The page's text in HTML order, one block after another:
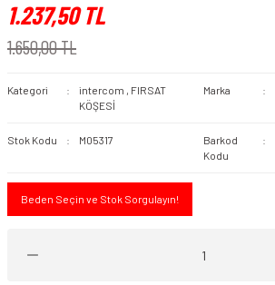
1.237,50 TL
1.650,00 TL
Kategori intercom , FIRSAT
KÖŞESİ
Marka
Stok Kodu M05317
Barkod
Kodu
Beden Seçin ve Stok Sorgulayın!